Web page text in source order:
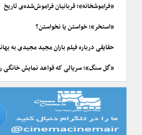
«فراموشخانه»؛ قربانیان فراموش‌شده‌ی تاریخ
«استخر»؛ خواستن یا نخواستن؟
حقایقی درباره فیلم باران مجید مجیدی به
«گل سنگ»؛ سریالی که قواعد نمایش خانگی